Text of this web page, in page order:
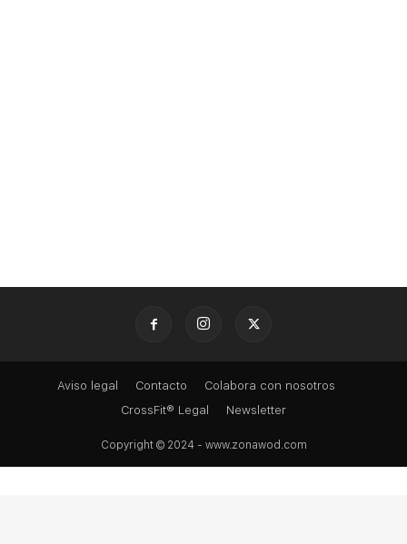
Aviso legal Contacto
Colabora con nosotros
CrossFit® Legal
Newsletter
Copyright © 2024 - www.zonawod.com